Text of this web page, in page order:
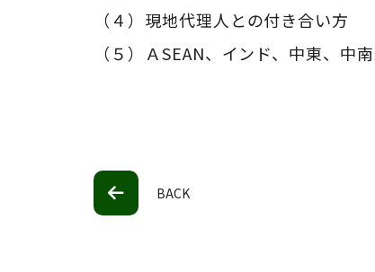
（４）現地代理人との付き合い方
（５）ＡSEAN、インド、中東、中
BACK